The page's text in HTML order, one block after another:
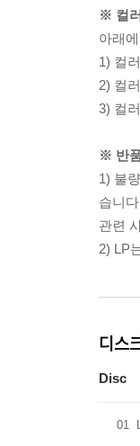
※ 컬
아래
1) 컬
2) 컬
3) 컬
※ 반
1) 불
습니
관련
2) LP
디스
Disc
01